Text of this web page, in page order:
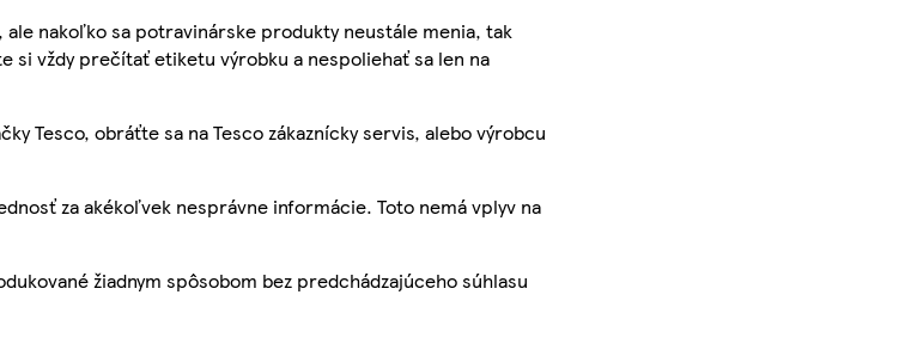
nakoľko sa potravinárske produkty neustále menia, tak
si vždy prečítať etiketu výrobku a nespoliehať sa len na
Tesco, obráťte sa na Tesco zákaznícky servis, alebo výrobcu
za akékoľvek nesprávne informácie. Toto nemá vplyv na
žiadnym spôsobom bez predchádzajúceho súhlasu